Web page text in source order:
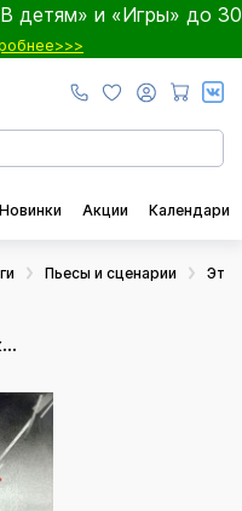
детям» и «Игры» до 30
Новинки Акции Календари
Пьесы и сценарии Это